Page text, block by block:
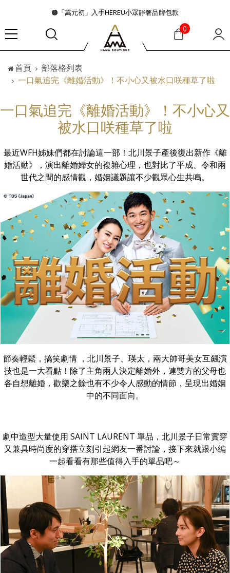
🟤「萬元初」入手HEREU小眾靜奢品牌包款
🟤TODS的義大利經典美學超越了短暫流行
🛒過季典藏特惠·折上再折
👜大容量包款美學從不只是收納
『折扣』降臨，將時髦夏季全部收藏
🟤「萬元初」入手HEREU小眾靜奢品牌包款
0
首頁
部落格列表
一口氣追完《離婚活動》！不小心又被水口咲種草了啦
一口氣追完《離婚活動》！不小心又
被水口咲種草了啦
最近WFH姊妹們都在討論這一部！北川景子產後復出新作《離
婚活動》，演出離婚婦女的複雜心理，也對比了平成、令和兩
世代之間的感情觀，婚姻議題讓不少觀眾心生共鳴。
節奏輕鬆，搞笑劇情 ，北川景子、瑛太，兩大帥哥美女互飆演
技也是一大看點！除了主角兩人決定離婚外，連雙方的父母也
各自想離婚，歡樂之餘也有不少令人感動的情節，呈現出婚姻
中的不同面向。
劇中造型大量使用 SAINT LAURENT 單品，北川景子日常實穿
又兼具時尚度的穿搭立刻引起網友一番討論，接下來就跟小編
一起看看有那些值得入手的單品吧～